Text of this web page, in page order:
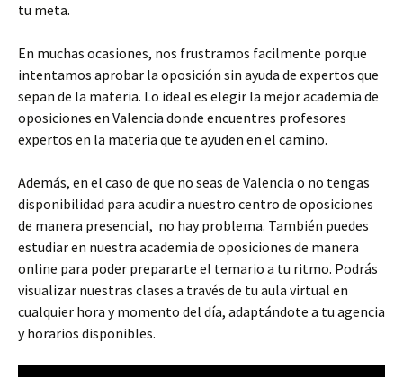
tu meta.
En muchas ocasiones, nos frustramos facilmente porque
intentamos aprobar la oposición sin ayuda de expertos que
sepan de la materia. Lo ideal es elegir la mejor academia de
oposiciones en Valencia donde encuentres profesores
expertos en la materia que te ayuden en el camino.
Además, en el caso de que no seas de Valencia o no tengas
disponibilidad para acudir a nuestro centro de oposiciones
de manera presencial, no hay problema. También puedes
estudiar en nuestra academia de oposiciones de manera
online para poder prepararte el temario a tu ritmo. Podrás
visualizar nuestras clases a través de tu aula virtual en
cualquier hora y momento del día, adaptándote a tu agencia
y horarios disponibles.